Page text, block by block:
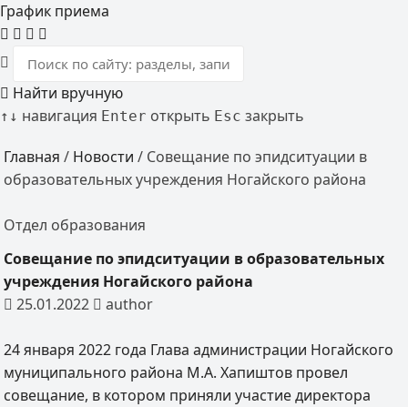
График приема
Найти вручную
↑ ↓ навигация Enter открыть Esc закрыть
Главная / Новости / Совещание по эпидситуации в
образовательных учреждения Ногайского района
Отдел образования
Совещание по эпидситуации в образовательных
учреждения Ногайского района
25.01.2022
author
24 января 2022 года Глава администрации Ногайского
муниципального района М.А. Хапиштов провел
совещание, в котором приняли участие директора